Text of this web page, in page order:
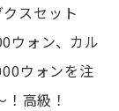
スセット
ウォン、カル
ウォンを注
高級！